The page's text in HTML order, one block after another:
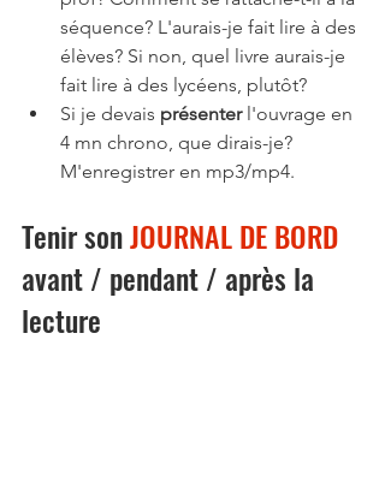
séquence? L'aurais-je fait lire à des
élèves? Si non, quel livre aurais-je
fait lire à des lycéens, plutôt?
Si je devais présenter l'ouvrage en
4 mn chrono, que dirais-je?
M'enregistrer en mp3/mp4.
Tenir son JOURNAL DE BORD
avant / pendant / après la
lecture